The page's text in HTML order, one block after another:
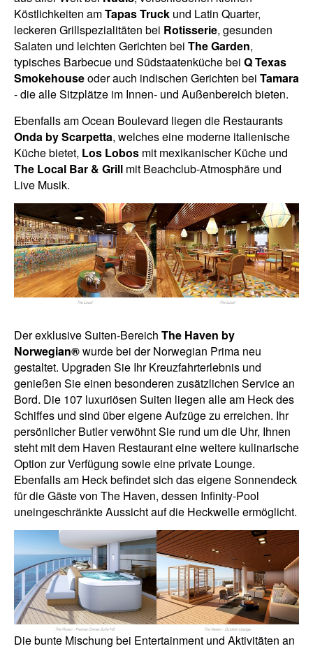
Köstlichkeiten amTapas Truck und Latin Quarter,
leckeren Grillspezialitäten bei Rotisserie, gesunden
Salaten und leichten Gerichten bei The Garden,
typisches Barbecue und Südstaatenküche bei Q Texas
Smokehouseoder auch indischen Gerichten bei Tamara
- die alle Sitzplätze im Innen- und Außenbereich bieten.
Ebenfalls am Ocean Boulevard liegen die Restaurants
Onda by Scarpetta, welches eine moderne italienische
Küche bietet, Los Lobos mit mexikanischer Küche und
The Local Bar & Grill mit Beachclub-Atmosphäre und
Live Musik.
Der exklusive Suiten-Bereich The Haven by
Norwegian®wurde bei der Norwegian Prima neu
gestaltet. Upgraden Sie Ihr Kreuzfahrterlebnis und
genießen Sie einen besonderen zusätzlichen Service an
Bord. Die 107 luxuriösen Suiten liegen alle am Heck des
Schiffes und sind über eigene Aufzüge zu erreichen. Ihr
persönlicher Butler verwöhnt Sie rund um die Uhr, Ihnen
steht mit dem Haven Restaurant eine weitere kulinarische
Option zur Verfügung sowie eine private Lounge.
Ebenfalls am Heck befindet sich das eigene Sonnendeck
für die Gäste von The Haven, dessen Infinity-Pool
uneingeschränkte Aussicht auf die Heckwelle ermöglicht.
Die bunte Mischung bei Entertainment und Aktivitäten an